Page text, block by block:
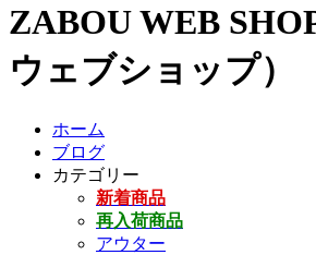
ZABOU WEB
ウェブショップ）
ホーム
ブログ
カテゴリー
新着商品
再入荷商品
アウター